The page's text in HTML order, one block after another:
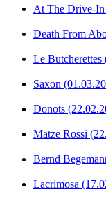
At The Drive-
Death From
Le
Saxon
Donots
Matze Rossi
Bernd
Lacrimosa